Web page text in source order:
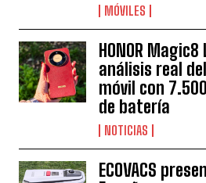
MÓVILES
HONOR
análisis real del
móvil con
de batería
NOTICIAS
ECOVACS